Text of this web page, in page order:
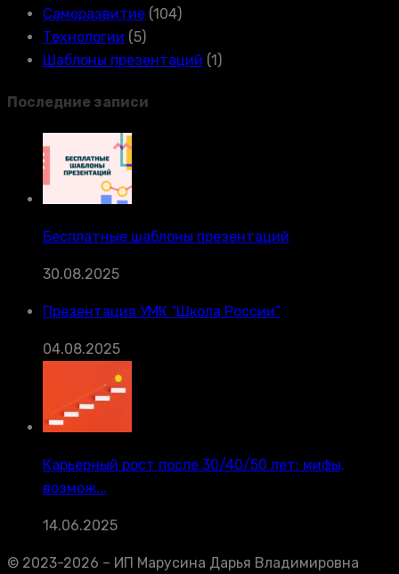
Саморазвитие (104)
Технологии (5)
Шаблоны презентаций (1)
Последние записи
Бесплатные шаблоны презентаций
30.08.2025
Презентация УМК “Школа России”
04.08.2025
Карьерный рост после 30/40/50 лет: мифы,
возмож...
14.06.2025
© 2023-2026 – ИП Марусина Дарья Владимировна